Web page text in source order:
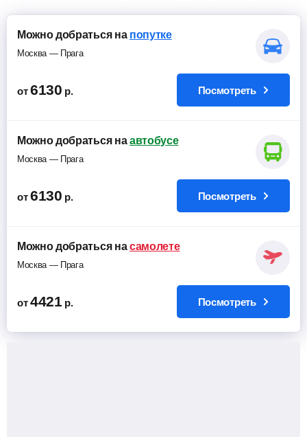
Можно добраться на попутке
Москва — Прага
от6130 р. Посмотреть
Можно добраться наавтобусе
Москва — Прага
от6130 р. Посмотреть
Можно добраться насамолете
Москва — Прага
от4421 р. Посмотреть